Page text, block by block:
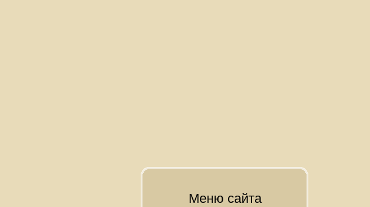
Меню сайта